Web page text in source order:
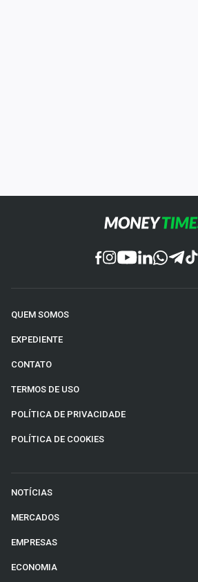
QUEM SOMOS
EXPEDIENTE
CONTATO
TERMOS DE USO
POLÍTICA DE PRIVACIDADE
POLÍTICA DE COOKIES
NOTÍCIAS
MERCADOS
EMPRESAS
ECONOMIA